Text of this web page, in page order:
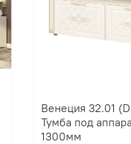
Венеция 32.01
Тумба под
1300мм